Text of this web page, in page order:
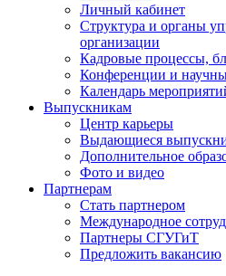
Личный кабинет
Структура и органы
организации
Кадровые процессы,
Конференции и
Календарь
Выпускникам
Центр карьеры
Выдающиеся
Дополнительное
Фото и видео
Партнерам
Стать партнером
Международное
Партнеры СГУГиТ
Предложить вакансию